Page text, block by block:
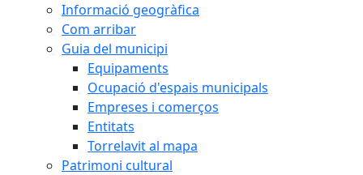
Informació geogràfica
Com arribar
Guia del municipi
Equipaments
Ocupació d'espais municipals
Empreses i comerços
Entitats
Torrelavit al mapa
Patrimoni cultural